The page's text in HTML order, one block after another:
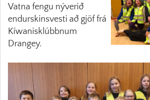
Vatna fengu nýverið
endurskinsvesti að gjöf frá
Kíwanisklúbbnum
Drangey.